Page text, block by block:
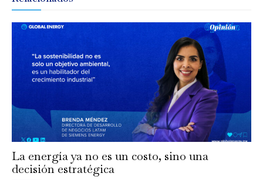
La energía ya no es un costo, sino una
decisión estratégica